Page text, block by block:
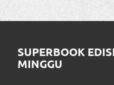
SUPERBOOK
MINGGU